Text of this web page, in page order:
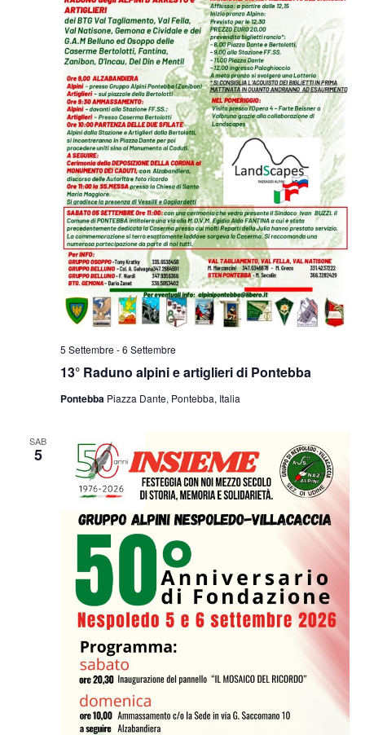
13° Raduno alpini e artiglieri di Pontebba
5 Settembre -6 Settembre
Pontebba Piazza Dante, Pontebba, Italia
SAB
5